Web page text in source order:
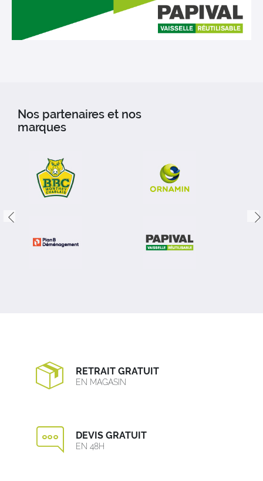
Nos partenaires et nos
marques
RETRAIT GRATUIT
EN MAGASIN
DEVIS GRATUIT
EN 48H